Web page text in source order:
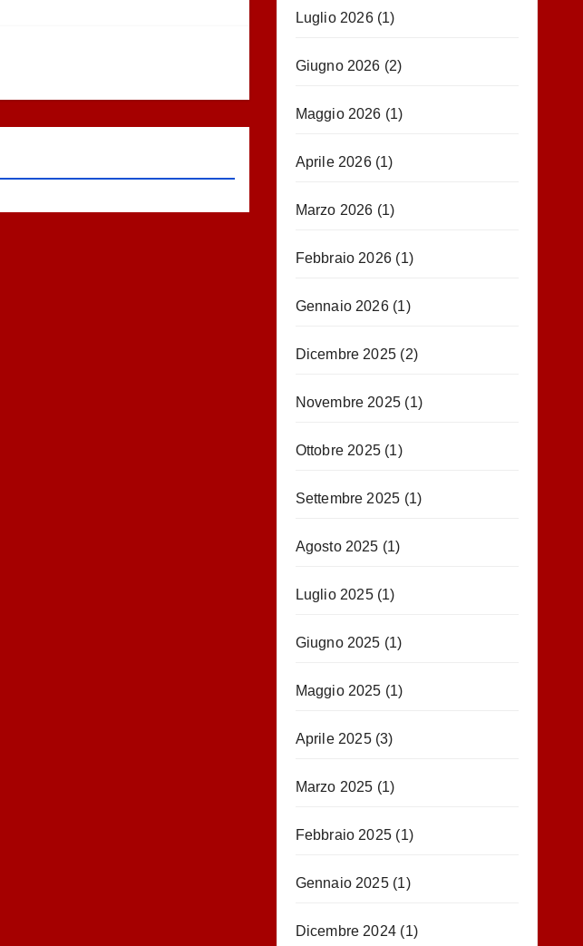
Luglio 2026(1)
Giugno 2026 (2)
Maggio 2026 (1)
Aprile 2026(1)
Marzo 2026 (1)
Febbraio 2026 (1)
Gennaio 2026(1)
Dicembre 2025 (2)
Novembre 2025 (1)
Ottobre 2025(1)
Settembre 2025 (1)
Agosto 2025 (1)
Luglio 2025(1)
Giugno 2025 (1)
Maggio 2025 (1)
Aprile 2025(3)
Marzo 2025 (1)
Febbraio 2025 (1)
Gennaio 2025(1)
Dicembre 2024 (1)